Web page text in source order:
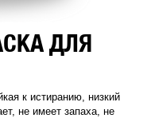
ДЛЯ
к истиранию, низкий
не имеет запаха, не